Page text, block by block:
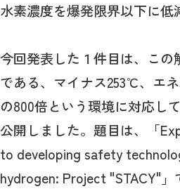
水素濃度を爆発限界以下に低
今回発表した１件目は、こ
である、マイナス253℃、エ
の800倍という環境に対応し
公開しました。題目は、「
to developing safety
hydrogen: Project "STACY"